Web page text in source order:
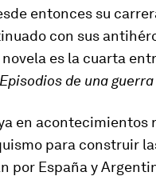
entonces su
con sus
es la cuarta
Episodios de una
en acontecimientos
para construir
por España y